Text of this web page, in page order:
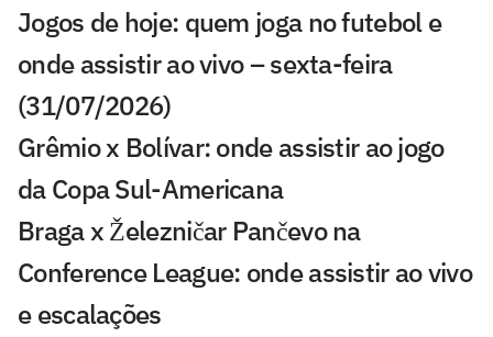
Jogos de hoje: quem joga no futebol e
onde assistir ao vivo – sexta-feira
(31/07/2026)
Grêmio x Bolívar: onde assistir ao jogo
da Copa Sul-Americana
Braga x Železničar Pančevo na
Conference League: onde assistir ao vivo
e escalações